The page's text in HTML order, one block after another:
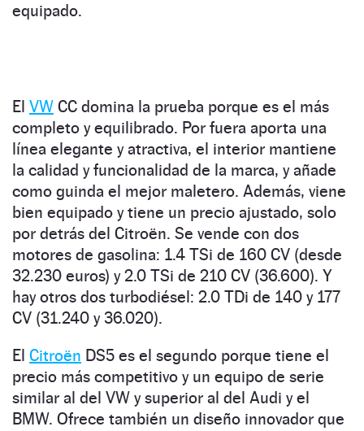
equipado.
El VW CC domina la prueba porque es el más
completo y equilibrado. Por fuera aporta una
línea elegante y atractiva, el interior mantiene
la calidad y funcionalidad de la marca, y añade
como guinda el mejor maletero. Además, viene
bien equipado y tiene un precio ajustado, solo
por detrás del Citroën. Se vende con dos
motores de gasolina: 1.4 TSi de 160 CV (desde
32.230 euros) y 2.0 TSi de 210 CV (36.600). Y
hay otros dos turbodiésel: 2.0 TDi de 140 y 177
CV (31.240 y 36.020).
El Citroën DS5 es el segundo porque tiene el
precio más competitivo y un equipo de serie
similar al del VW y superior al del Audi y el
BMW. Ofrece también un diseño innovador que